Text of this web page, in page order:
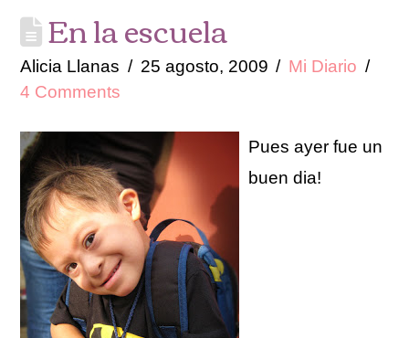
En la escuela
Alicia Llanas 25 agosto, 2009
Mi Diario
4 Comments
Pues ayer fue un
buen dia!